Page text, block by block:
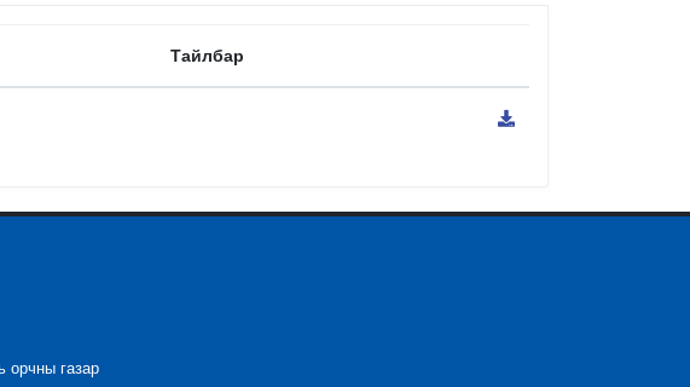
Тайлбар
орчны газар